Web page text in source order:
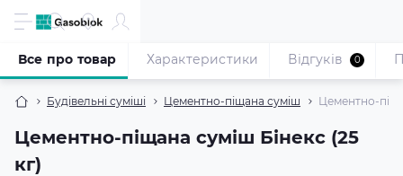
Будівельні суміші Цементно-піщана суміш Цементно-
Цементно-піщана суміш Бінекс (25
кг)
Все про товар Характеристики Відгуків 0